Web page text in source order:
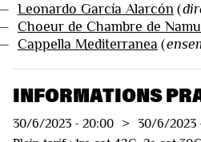
Leonardo García Alarcón (
Choeur de Chambre de
Cappella Mediterranea (
INFORMATIONS
30/6/2023 - 20:00 > 30/6/2023